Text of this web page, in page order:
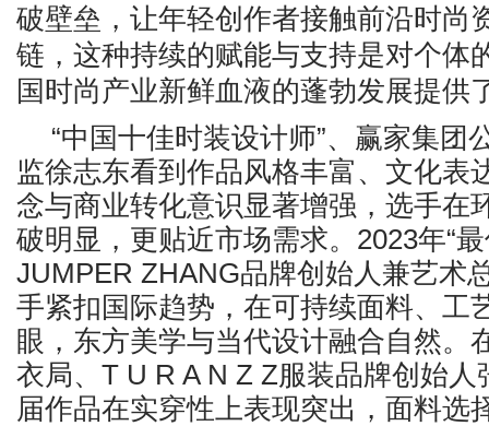
破壁垒，让年轻创作者接触前沿时尚
链，这种持续的赋能与支持是对个体
国时尚产业新鲜血液的蓬勃发展提供
“中国十佳时装设计师”、赢家集团
监徐志东看到作品风格丰富、文化表
念与商业转化意识显著增强，选手在
破明显，更贴近市场需求。2023年“
JUMPER ZHANG品牌创始人兼艺术
手紧扣国际趋势，在可持续面料、工
眼，东方美学与当代设计融合自然。
衣局、T U R A N Z Z服装品牌创始人
届作品在实穿性上表现突出，面料选